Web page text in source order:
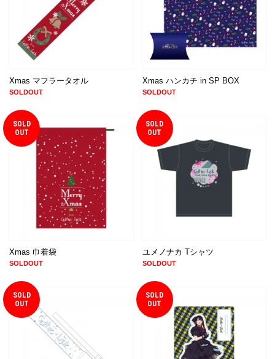
Xmas マフラータオル
SOLDOUT
Xmas ハンカチ in SP BOX
SOLDOUT
SOLD
OUT
Xmas 巾着袋
SOLDOUT
SOLD
OUT
ユメノナカ Tシャツ
SOLDOUT
SOLD
OUT
SOLD
OUT